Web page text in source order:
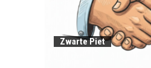
Zwarte Piet